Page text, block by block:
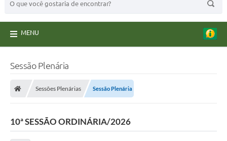
MENU
Sessão Plenária
Sessões Plenárias Sessão Plenária
10ª SESSÃO ORDINÁRIA/2026